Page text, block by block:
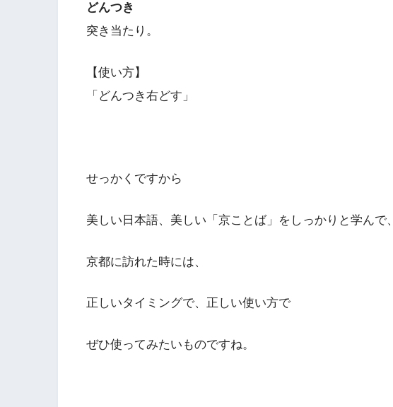
どんつき
突き当たり。
【使い方】
「どんつき右どす」
せっかくですから
美しい日本語、美しい「京ことば」をしっかりと学んで、
京都に訪れた時には、
正しいタイミングで、正しい使い方で
ぜひ使ってみたいものですね。